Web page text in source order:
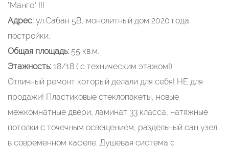
"Манго" !!!
Адрес: ул.Сабан 5В, монолитный дом 2020 года
постройки.
Общая площадь: 55 кв.м.
Этажность: 18/18 ( с техническим этажом!)
Отличный ремонт который делали для себя! НЕ для
продажи! Пластиковые стеклопакеты, новые
межкомнатные двери, ламинат 33 класса, натяжные
потолки с точечным освещением, раздельный сан узел
в современном кафеле. Душевая система с